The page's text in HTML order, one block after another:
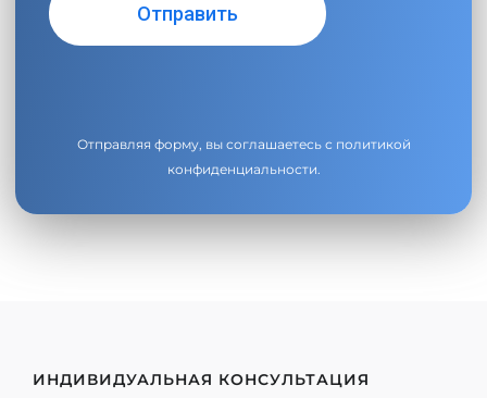
Отправляя форму, вы соглашаетесь с политикой
конфиденциальности.
ИНДИВИДУАЛЬНАЯ КОНСУЛЬТАЦИЯ